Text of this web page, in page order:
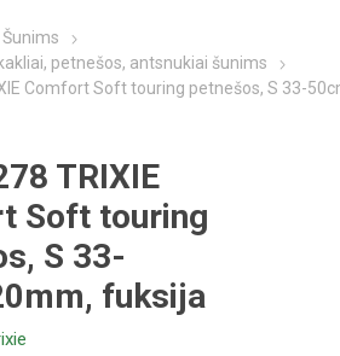
Šunims
petnešos, antsnukiai šunims
Comfort Soft touring petnešos, S 33-
TRIXIE
Soft touring
S 33-
fuksija